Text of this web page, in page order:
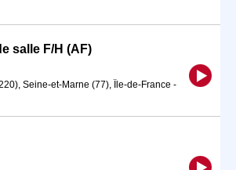
salle F/H (AF)
Seine-et-Marne (77), Île-de-France -